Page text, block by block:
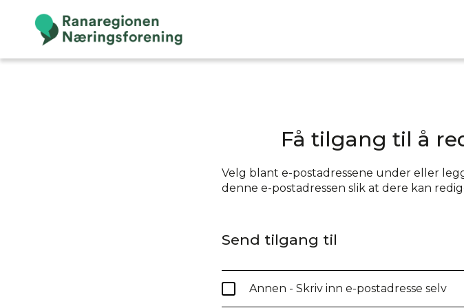
Få tilgang til å
Velg blant e-postadressene under eller
denne e-postadressen slik at dere kan
Send tilgang til
Annen - Skriv inn e-postadresse selv